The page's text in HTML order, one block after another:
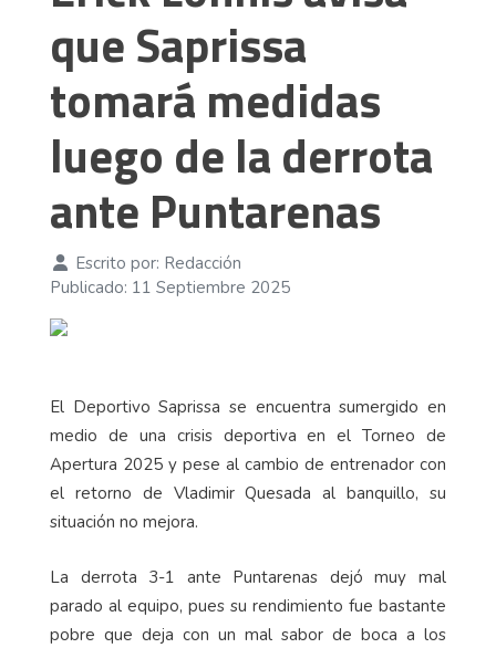
que Saprissa
tomará medidas
luego de la derrota
ante Puntarenas
Escrito por: Redacción
Publicado: 11 Septiembre 2025
El Deportivo Saprissa se encuentra sumergido en
medio de una crisis deportiva en el Torneo de
Apertura 2025 y pese al cambio de entrenador con
el retorno de Vladimir Quesada al banquillo, su
situación no mejora.
La derrota 3-1 ante Puntarenas dejó muy mal
parado al equipo, pues su rendimiento fue bastante
pobre que deja con un mal sabor de boca a los